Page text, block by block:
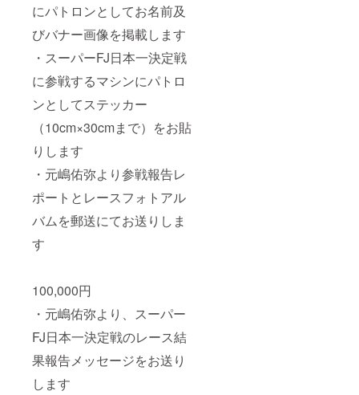
にパトロンとしてお名前及
びバナー画像を掲載します
・スーパーFJ日本一決定戦
に参戦するマシンにパトロ
ンとしてステッカー
（10cm×30cmまで）をお貼
りします
・元嶋佑弥より参戦報告レ
ポートとレースフォトアル
バムを郵送にてお送りしま
す
100,000円
・元嶋佑弥より、スーパー
FJ日本一決定戦のレース結
果報告メッセージをお送り
します